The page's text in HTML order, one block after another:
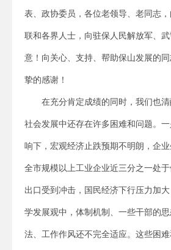
表、政协委员，各位老领导、老同志
联和各界人士，向驻保人民解放军、
意！向关心、支持、帮助保山发展的
挚的感谢！
在充分肯定成绩的同时，我们也
社会发展中还存在许多困难和问题。
响下，宏观经济止跌预期不明朗，企业
全市规模以上工业企业近三分之一处
出口受到冲击，国民经济下行压力加
学发展观中，体制机制、一些干部的
法、工作作风还不完全适应。这些困